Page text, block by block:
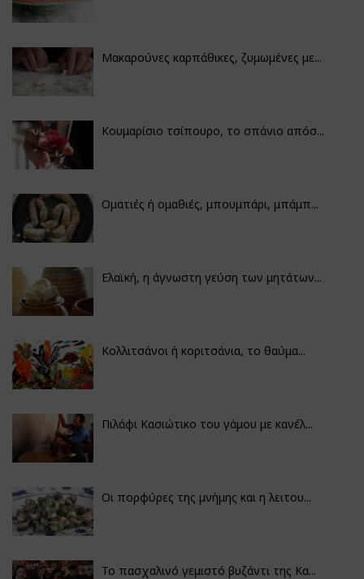
Μακαρούνες καρπάθικες, ζυμωμένες με...
Κουμαρίσιο τσίπουρο, το σπάνιο απόσ...
Οματιές ή ομαθιές, μπουμπάρι, μπάμπ...
Ελαϊκή, η άγνωστη γεύση των μητάτων...
Κολλιτσάνοι ή κοριτσάνια, το θαύμα...
Πιλάφι Κασιώτικο του γάμου με κανέλ...
Οι πορφύρες της μνήμης και η λειτου...
Το πασχαλινό γεμιστό βυζάντι της Κα...